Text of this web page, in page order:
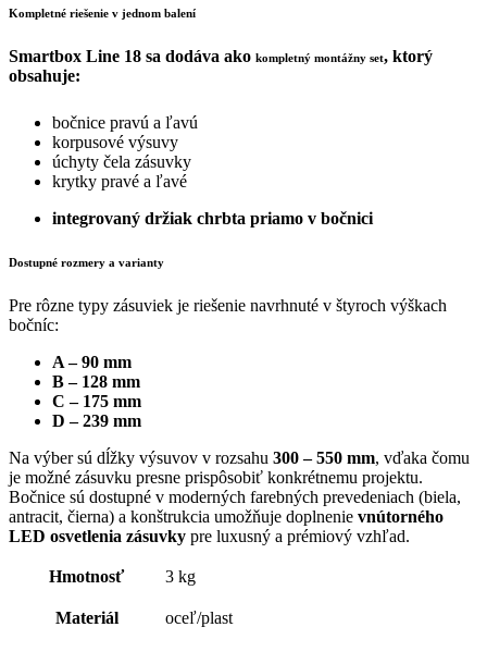
Kompletné riešenie v jednom balení
Smartbox Line 18 sa dodáva ako kompletný montážny set, ktorý
obsahuje:
bočnice pravú a ľavú
korpusové výsuvy
úchyty čela zásuvky
krytky pravé a ľavé
integrovaný držiak chrbta priamo v bočnici
Dostupné rozmery a varianty
Pre rôzne typy zásuviek je riešenie navrhnuté v štyroch výškach
bočníc:
A – 90 mm
B – 128 mm
C – 175 mm
D – 239 mm
Na výber sú dĺžky výsuvov v rozsahu 300 – 550 mm, vďaka čomu
je možné zásuvku presne prispôsobiť konkrétnemu projektu.
Bočnice sú dostupné v moderných farebných prevedeniach (biela,
antracit, čierna) a konštrukcia umožňuje doplnenie vnútorného
LED osvetlenia zásuvky pre luxusný a prémiový vzhľad.
Hmotnosť 3 kg
Materiál oceľ/plast